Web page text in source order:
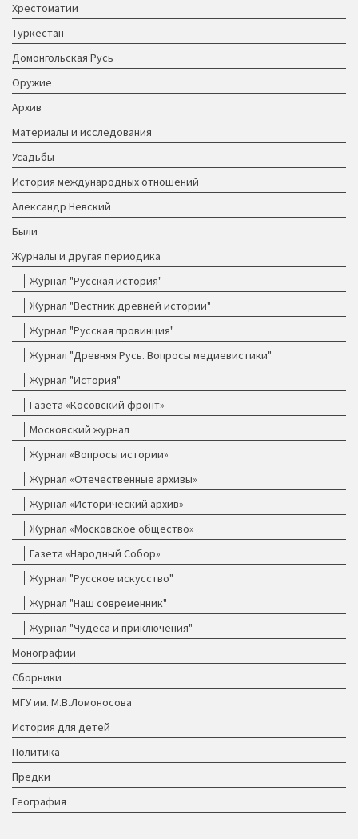
Хрестоматии
Туркестан
Домонгольская Русь
Оружие
Архив
Материалы и исследования
Усадьбы
История международных отношений
Александр Невский
Были
Журналы и другая периодика
Журнал "Русская история"
Журнал "Вестник древней истории"
Журнал "Русская провинция"
Журнал "Древняя Русь. Вопросы медиевистики"
Журнал "История"
Газета «Косовский фронт»
Московский журнал
Журнал «Вопросы истории»
Журнал «Отечественные архивы»
Журнал «Исторический архив»
Журнал «Московское общество»
Газета «Народный Собор»
Журнал "Русское искусство"
Журнал "Наш современник"
Журнал "Чудеса и приключения"
Монографии
Сборники
МГУ им. М.В.Ломоносова
История для детей
Политика
Предки
География